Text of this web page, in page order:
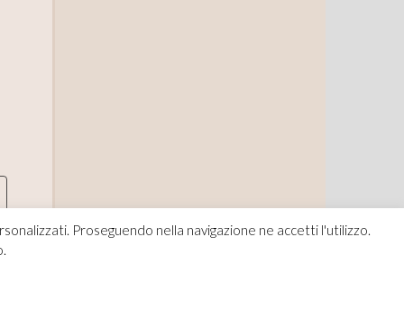
Proseguendo nella navigazione ne accetti l'utilizzo.